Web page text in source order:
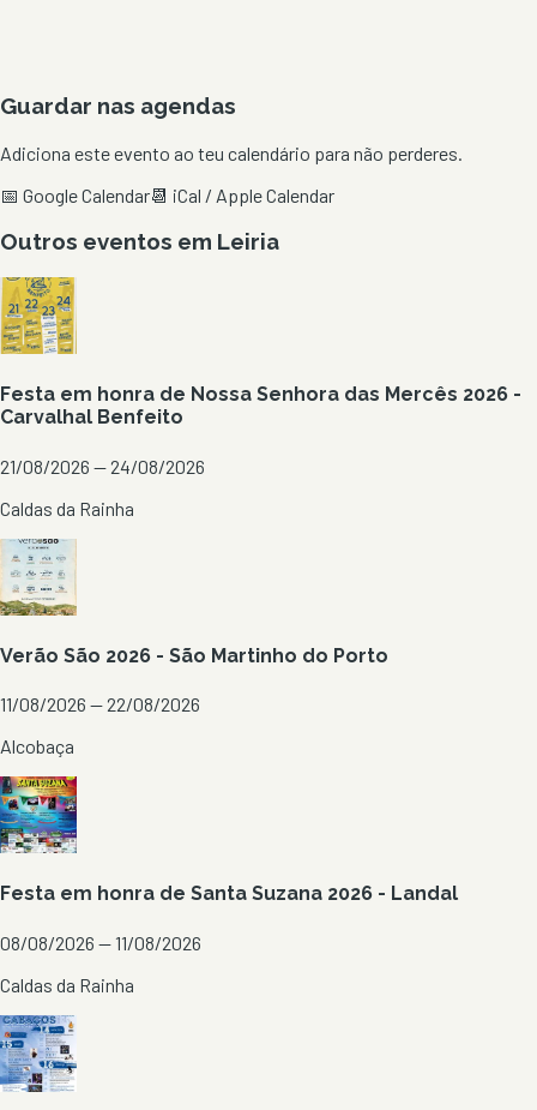
Guardar nas agendas
Adiciona este evento ao teu calendário para não perderes.
📅 Google Calendar📆 iCal / Apple Calendar
Outros eventos em Leiria
Festa em honra de Nossa Senhora das Mercês 2026 -
Carvalhal Benfeito
21/08/2026 — 24/08/2026
Caldas da Rainha
Verão São 2026 - São Martinho do Porto
11/08/2026 — 22/08/2026
Alcobaça
Festa em honra de Santa Suzana 2026 - Landal
08/08/2026 — 11/08/2026
Caldas da Rainha